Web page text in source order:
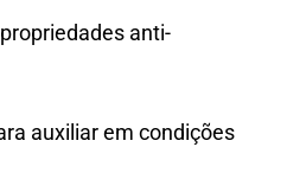
anti-
auxiliar em condições